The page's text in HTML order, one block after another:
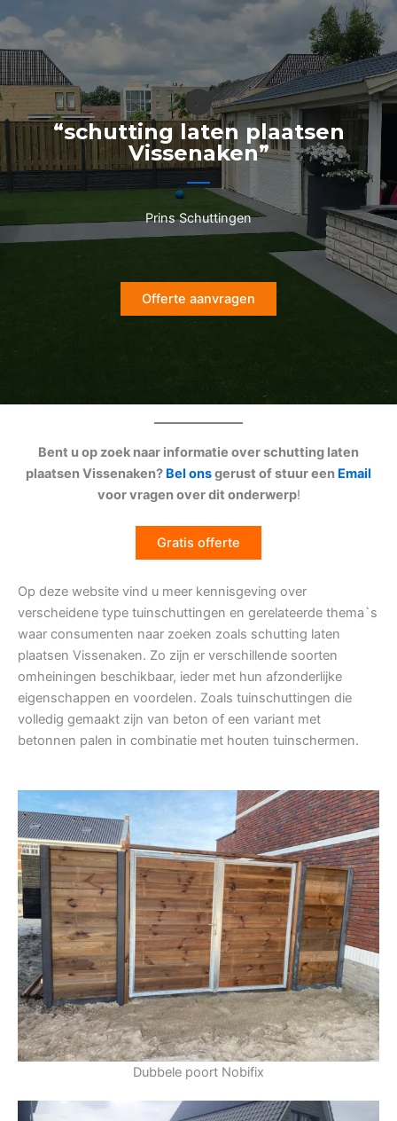
naar
de
inhoud
“schutting laten plaatsen
Vissenaken”
Prins Schuttingen
Offerte aanvragen
Bent u op zoek naar informatie over schutting laten
plaatsen Vissenaken? Bel onsgerust of stuur een Email
voor vragen over dit onderwerp!
Gratis offerte
Op deze website vind u meer kennisgeving over
verscheidene type tuinschuttingen en gerelateerde thema`s
waar consumenten naar zoeken zoals schutting laten
plaatsen Vissenaken. Zo zijn er verschillende soorten
omheiningen beschikbaar, ieder met hun afzonderlijke
eigenschappen en voordelen. Zoals tuinschuttingen die
volledig gemaakt zijn van beton of een variant met
betonnen palen in combinatie met houten tuinschermen.
Dubbele poort Nobifix